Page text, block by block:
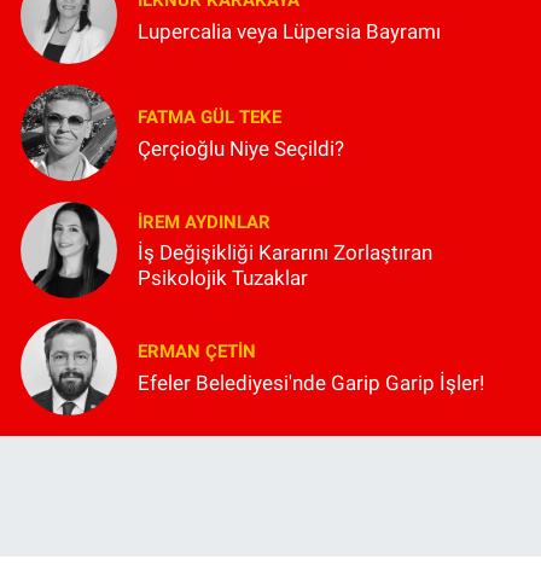
Lupercalia veya Lüpersia Bayramı
FATMA GÜL TEKE
Çerçioğlu Niye Seçildi?
İREM AYDINLAR
İş Değişikliği Kararını Zorlaştıran
Psikolojik Tuzaklar
ERMAN ÇETIN
Efeler Belediyesi'nde Garip Garip İşler!